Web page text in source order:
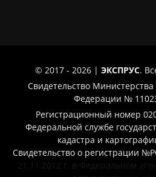
© 2017 - 2026 | ЭКСПРУС.
Свидетельство
Федерации №
Регистрационный номер
Федеральной службе
кадастра и
Свидетельство о регистрации